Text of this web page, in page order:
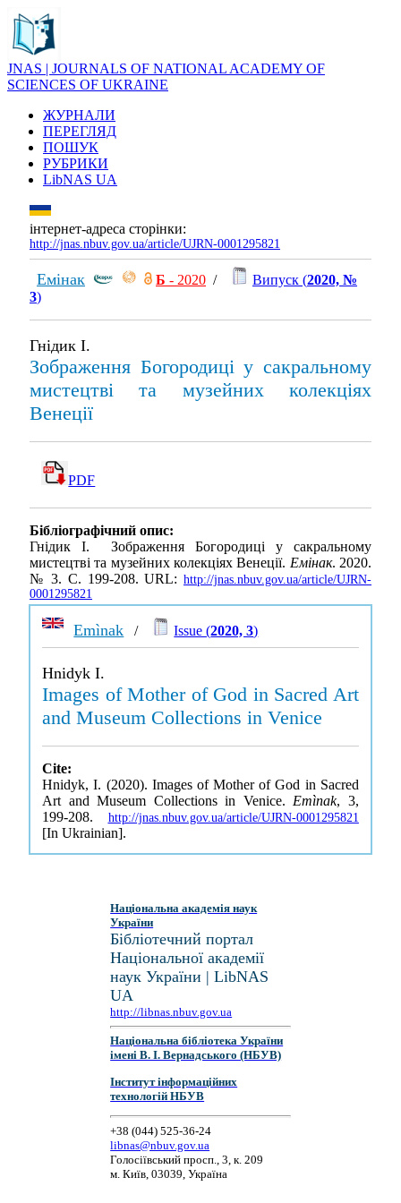
JNAS | JOURNALS OF NATIONAL ACADEMY OF
SCIENCES OF UKRAINE
ЖУРНАЛИ
ПЕРЕГЛЯД
ПОШУК
РУБРИКИ
LibNAS UA
інтернет-адреса сторінки:
http://jnas.nbuv.gov.ua/article/UJRN-0001295821
Емінак Б - 2020 / Випуск (2020, №
3)
Гнідик І.
Зображення Богородиці у сакральному
мистецтві та музейних колекціях
Венеції
PDF
Бібліографічний опис:
Гнідик І. Зображення Богородиці у сакральному
мистецтві та музейних колекціях Венеції. Емінак. 2020.
№ 3. С. 199-208. URL: http://jnas.nbuv.gov.ua/article/UJRN-
0001295821
Emìnak / Issue (2020, 3)
Hnidyk I.
Images of Mother of God in Sacred Art
and Museum Collections in Venice
Cite:
Hnidyk, I. (2020). Images of Mother of God in Sacred
Art and Museum Collections in Venice. Emìnak, 3,
199-208. http://jnas.nbuv.gov.ua/article/UJRN-0001295821
[In Ukrainian].
Національна академія наук
України
Бібліотечний портал
Національної академії
наук України | LibNAS
UA
http://libnas.nbuv.gov.ua
Національна бібліотека України
імені В. І. Вернадського (НБУВ)
Інститут інформаційних
технологій НБУВ
+38 (044) 525-36-24
libnas@nbuv.gov.ua
Голосіївський просп., 3, к. 209
м. Київ, 03039, Україна